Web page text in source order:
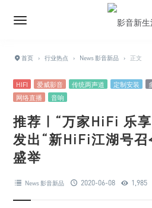
首页 › 行业热点 › News 影音新品 › 正文
HIFI 爱威影音 传统两声道 定制安装
网络直播
音响
推荐 | “万家HiFi 乐
发出“新HiFi江湖号召
盛举
News 影音新品 2020-06-08 1,985